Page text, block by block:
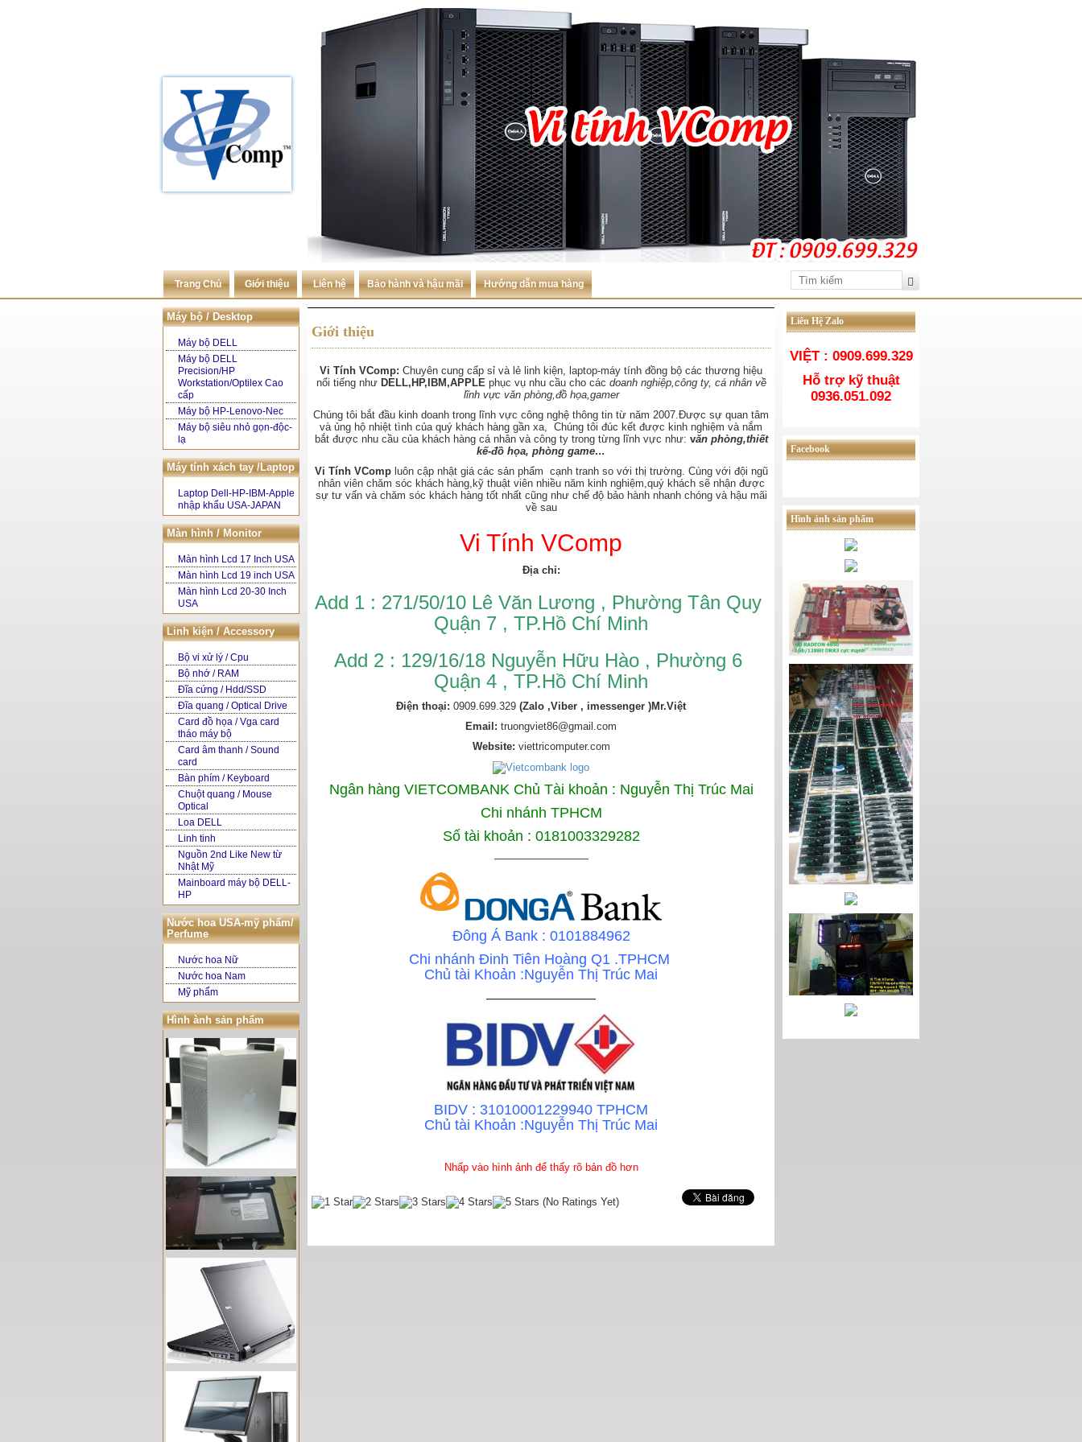
Trang Chủ Giới thiệu Liên hệ Bảo hành và hậu mãi Hướng dẫn mua hàng
Máy bộ / Desktop
Máy bộ DELL
Máy bộ DELL
Precision/HP
Workstation/Optilex Cao
cấp
Máy bộ HP-Lenovo-Nec
Máy bộ siêu nhỏ gọn-độc-
lạ
Máy tính xách tay /Laptop
Laptop Dell-HP-IBM-Apple
nhập khẩu USA-JAPAN
Màn hình / Monitor
Màn hình Lcd 17 Inch USA
Màn hình Lcd 19 inch USA
Màn hình Lcd 20-30 Inch
USA
Linh kiện / Accessory
Bộ vi xử lý / Cpu
Bộ nhớ / RAM
Đĩa cứng / Hdd/SSD
Đĩa quang / Optical Drive
Card đồ họa / Vga card
tháo máy bộ
Card âm thanh / Sound
card
Bàn phím / Keyboard
Chuột quang / Mouse
Optical
Loa DELL
Linh tinh
Nguồn 2nd Like New từ
Nhật Mỹ
Mainboard máy bộ DELL-
HP
Nước hoa USA-mỹ phẩm/
Perfume
Nước hoa Nữ
Nước hoa Nam
Mỹ phẩm
Hình ành sản phẩm
Giới thiệu
Vi Tính VComp: Chuyên cung cấp sỉ và lẻ linh kiện, laptop-máy tính đồng bộ các thương hiệu
nổi tiếng như DELL,HP,IBM,APPLEphục vụ nhu cầu cho các doanh nghiệp,công ty, cá nhân về
lĩnh vực văn phòng,đồ họa,gamer
Chúng tôi bắt đầu kinh doanh trong lĩnh vực công nghệ thông tin từ năm 2007.Được sự quan tâm
và ủng hộ nhiệt tình của quý khách hàng gần xa, Chúng tôi đúc kết được kinh nghiệm và nắm
bắt được nhu cầu của khách hàng cá nhân và công ty trong từng lĩnh vực như: văn phòng,thiết
kế-đồ họa, phòng game…
Vi Tính VCompluôn cập nhật giá các sản phẩm cạnh tranh so với thị trường. Cùng với đội ngũ
nhân viên chăm sóc khách hàng,kỹ thuật viên nhiều năm kinh nghiệm,quý khách sẽ nhận được
sự tư vấn và chăm sóc khách hàng tốt nhất cũng như chế độ bảo hành nhanh chóng và hậu mãi
về sau
Vi Tính VComp
Địa chỉ:
Add 1 : 271/50/10 Lê Văn Lương , Phường Tân Quy
Quận 7 , TP.Hồ Chí Minh
Add 2 : 129/16/18 Nguyễn Hữu Hào , Phường 6
Quận 4 , TP.Hồ Chí Minh
Điện thoại: 0909.699.329 (Zalo ,Viber , imessenger )Mr.Việt
Email: truongviet86@gmail.com
Website: viettricomputer.com
Ngân hàng VIETCOMBANK Chủ Tài khoản : Nguyễn Thị Trúc Mai
Chi nhánh TPHCM
Số tài khoản : 0181003329282
—————————
Đông Á Bank : 0101884962
Chi nhánh Đinh Tiên Hoàng Q1 .TPHCM
Chủ tài Khoản :Nguyễn Thị Trúc Mai
———————–
BIDV : 31010001229940 TPHCM
Chủ tài Khoản :Nguyễn Thị Trúc Mai
Nhấp vào hình ảnh để thấy rõ bản đồ hơn
(No Ratings Yet)
Liên Hệ Zalo
VIỆT : 0909.699.329
Hỗ trợ kỹ thuật
0936.051.092
Facebook
Hình ảnh sản phẩm